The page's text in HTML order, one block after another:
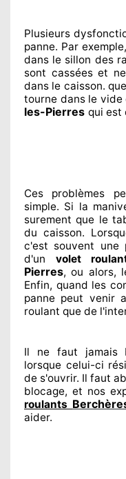
Plusieurs
panne. Par
dans le sillon des
sont casséeset ne
dans le caisson.
tourne dans le vide
les-Pierres qui est
Ces problèmes
simple. Si la
surement que le
du caisson.
c'est souvent une
d'un volet
Pierres, ou alors,
Enfin, quand les
panne peut venir
roulant que de
Il ne faut jamais
lorsque celui-ci
de s'ouvrir. Il faut
blocage, et nos
roulants
aider.